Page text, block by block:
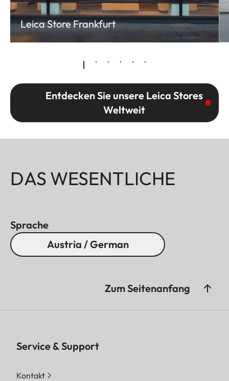
Leica Store Frankfurt
Entdecken Sie unsere Leica Stores
Weltweit
DAS WESENTLICHE
Sprache
Austria / German
Zum Seitenanfang
Service & Support
Kontakt